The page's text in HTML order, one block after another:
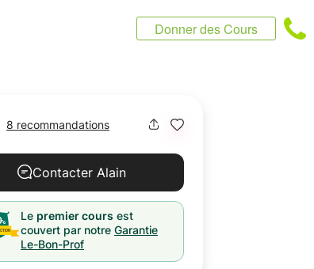
Donner des Cours
8 recommandations
Contacter Alain
Le premier cours est
couvert par notre Garantie
Le-Bon-Prof